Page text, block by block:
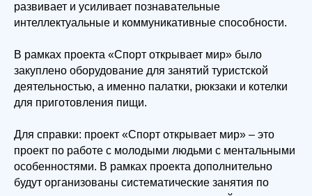
развивает и усиливает познавательные
интеллектуальные и коммуникативные способности.
В рамках проекта «Спорт открывает мир» было
закуплено оборудование для занятий туристской
деятельностью, а именно палатки, рюкзаки и котелки
для приготовления пищи.
Для справки: проект «Спорт открывает мир» – это
проект по работе с молодыми людьми с ментальными
особенностями. В рамках проекта дополнительно
будут организованы систематические занятия по